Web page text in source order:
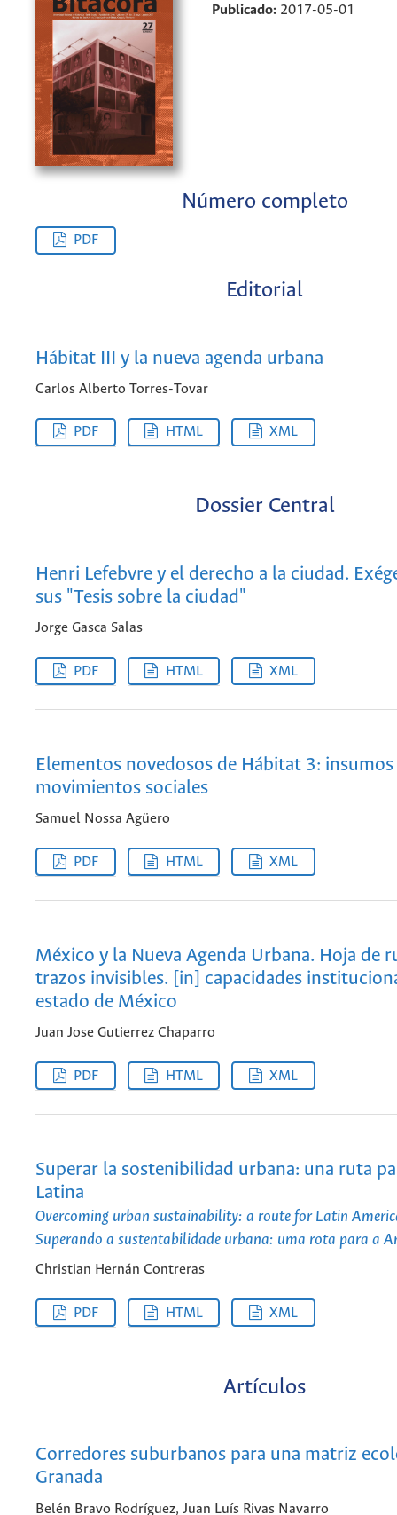
Publicado: 2017-05-01
Número completo
PDF
Editorial
Hábitat III y la nueva agenda urbana
Carlos Alberto Torres-Tovar
PDF HTML XML
Dossier Central
Henri Lefebvre y el derecho a la ciudad.
sus "Tesis sobre la ciudad"
Jorge Gasca Salas
PDF HTML XML
Elementos novedosos de Hábitat 3:
movimientos sociales
Samuel Nossa Agüero
PDF HTML XML
México y la Nueva Agenda Urbana. Hoja de
trazos invisibles. [in] capacidades
estado de México
Juan Jose Gutierrez Chaparro
PDF HTML XML
Superar la sostenibilidad urbana: una ruta
Latina
Overcoming urban sustainability: a route for Latin
Superando a sustentabilidade urbana: uma rota para a
Christian Hernán Contreras
PDF HTML XML
Artículos
Corredores suburbanos para una matriz
Granada
Belén Bravo Rodríguez, Juan Luís Rivas Navarro